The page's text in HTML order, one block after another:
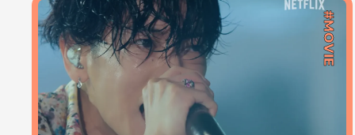
#MOVIE